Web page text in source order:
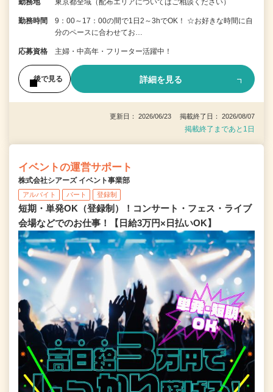
勤務地 東京都全域（配布エリアについてはご相談ください）
勤務時間
9：00～17：00の間で1日2～3hでOK！ ☆お好きな時間に自
分のペースに合わせてお…
応募資格 主婦・中高年・フリーター活躍中！
後で見る 詳細を見る
更新日： 2026/06/23 掲載終了日： 2026/08/07
掲載終了まであと1日
イベントの運営サポート
株式会社シアーズ イベント事業部
アルバイト パート 登録制
短期・単発OK（登録制）！コンサート・フェス・ライブ
会場などでのお仕事！【日給3万円×日払いOK】